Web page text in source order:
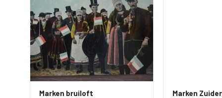
Marken bruiloft Marken